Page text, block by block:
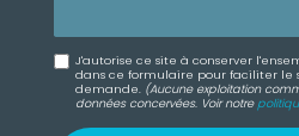
J'autorise ce site à conserver
dans ce formulaire pour faciliter
demande. (Aucune exploitation
données concervées. Voir notre